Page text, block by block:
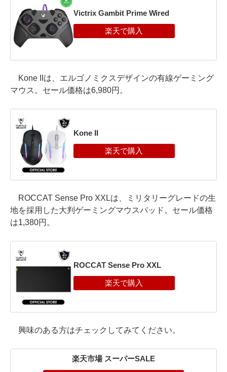
Victrix Gambit Prime Wired
Kone IIは、エルゴノミクスデザインの有線ゲーミング
マウス。セール価格は6,980円。
Kone II
ROCCAT Sense Pro XXLは、ミリタリーグレードの生
地を採用した大判ゲーミングマウスパッド。セール価格
は1,380円。
ROCCAT Sense Pro XXL
興味のある方はチェックしてみてください。
楽天市場 スーパーSALE